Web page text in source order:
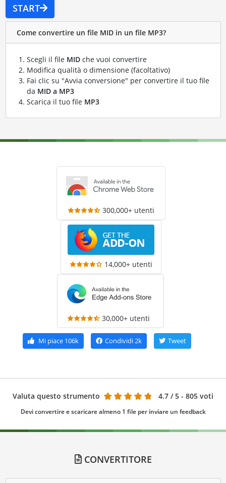
START
Come convertire un file MID in un file MP3?
Scegli il file MIDche vuoi convertire
Modifica qualità o dimensione (facoltativo)
Fai clic su "Avvia conversione" per convertire il tuo file
da MID a MP3
Scarica il tuo file MP3
300,000+ utenti
14,000+ utenti
30,000+ utenti
Mi piace 106k Condividi2k Tweet
Valuta questo strumento 4.7 / 5 - 805 voti
Devi convertire e scaricare almeno 1 file per inviare un feedback
CONVERTITORE